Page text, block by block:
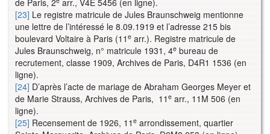
de Paris, 2 arr., V4E 5456 (en ligne).
[23] Le registre matricule de Jules Braunschweig mentionne
une lettre de l’intéressé le 8.09.1919 et l’adresse 215 bis
boulevard Voltaire à Paris (11 e arr.). Registre matricule de
Jules Braunschweig, n° matricule 1931, 4e bureau de
recrutement, classe 1909, Archives de Paris, D4R1 1536 (en
ligne).
[24] D’après l’acte de mariage de Abraham Georges Meyer et
de Marie Strauss, Archives de Paris, 11 e arr., 11M 506 (en
ligne).
[25] Recensement de 1926, 11 e arrondissement, quartier